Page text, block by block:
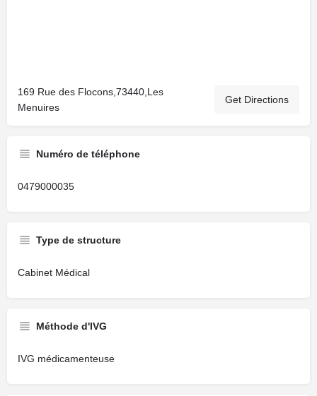
169 Rue des Flocons,73440,Les
Menuires
Get Directions
Numéro de téléphone
0479000035
Type de structure
Cabinet Médical
Méthode d'IVG
IVG médicamenteuse